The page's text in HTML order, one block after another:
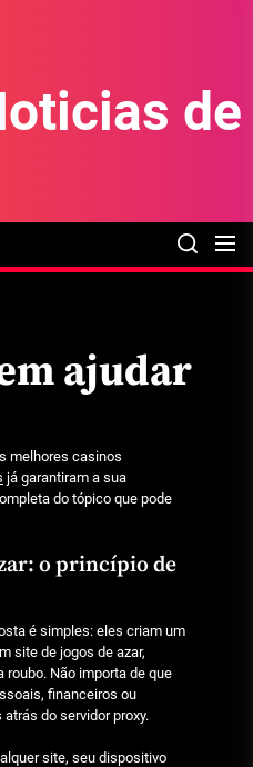
ajudar
melhores casinos
já garantiram a sua
do tópico que pode
o princípio de
é simples: eles criam um
site de jogos de azar,
Não importa de que
financeiros ou
do servidor proxy.
site, seu dispositivo